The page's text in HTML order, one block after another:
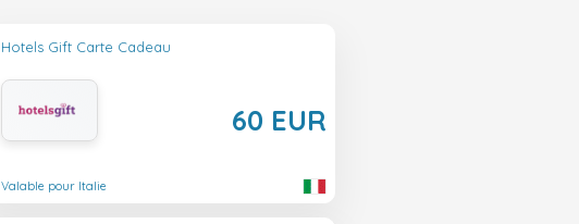
Hotels Gift Carte Cadeau
60 EUR
Valable pour Italie